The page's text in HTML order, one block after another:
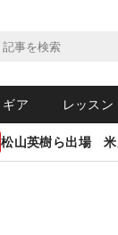
ギア レッスン
松山英樹ら出場 米